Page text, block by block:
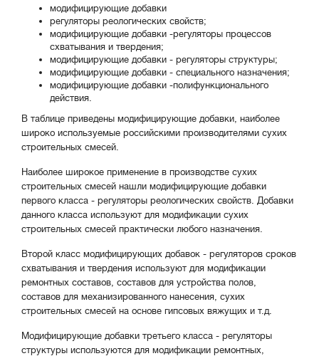
модифицирующие добавки
регуляторы реологических свойств;
модифицирующие добавки -регуляторы процессов
схватывания и твердения;
модифицирующие добавки - регуляторы структуры;
модифицирующие добавки - специального назначения;
модифицирующие добавки -полифункционального
действия.
В таблице приведены модифицирующие добавки, наиболее
широко используемые российскими производителями сухих
строительных смесей.
Наиболее широкое применение в производстве сухих
строительных смесей нашли модифицирующие добавки
первого класса - регуляторы реологических свойств. Добавки
данного класса используют для модификации сухих
строительных смесей практически любого назначения.
Второй класс модифицирующих добавок - регуляторов сроков
схватывания и твердения используют для модификации
ремонтных составов, составов для устройства полов,
составов для механизированного нанесения, сухих
строительных смесей на основе гипсовых вяжущих и т.д.
Модифицирующие добавки третьего класса - регуляторы
структуры используются для модификации ремонтных,